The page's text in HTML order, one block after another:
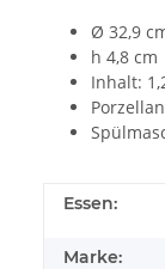
Ø 32,9
h 4,8 cm
Inhalt:
Porzellan
Essen:
Marke: